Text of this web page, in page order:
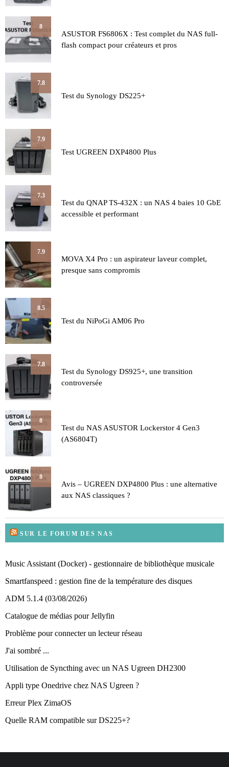
8
ASUSTOR FS6806X : Test complet du NAS full-
flash compact pour créateurs et pros
7.8
Test du Synology DS225+
7.9
Test UGREEN DXP4800 Plus
7.3
Test du QNAP TS-432X : un NAS 4 baies 10 GbE
accessible et performant
7.9
MOVA X4 Pro : un aspirateur laveur complet,
presque sans compromis
8.5
Test du NiPoGi AM06 Pro
7.8
Test du Synology DS925+, une transition
controversée
8
Test du NAS ASUSTOR Lockerstor 4 Gen3
(AS6804T)
8
Avis – UGREEN DXP4800 Plus : une alternative
aux NAS classiques ?
SUR LE FORUM DES NAS
Music Assistant (Docker) - gestionnaire de bibliothèque musicale
Smartfanspeed : gestion fine de la température des disques
ADM 5.1.4 (03/08/2026)
Catalogue de médias pour Jellyfin
Problème pour connecter un lecteur réseau
J'ai sombré ...
Utilisation de Syncthing avec un NAS Ugreen DH2300
Appli type Onedrive chez NAS Ugreen ?
Erreur Plex ZimaOS
Quelle RAM compatible sur DS225+?